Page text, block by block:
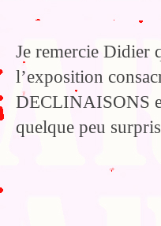
Je remercie Didier
l’exposition
DECLINAISONS
quelque peu